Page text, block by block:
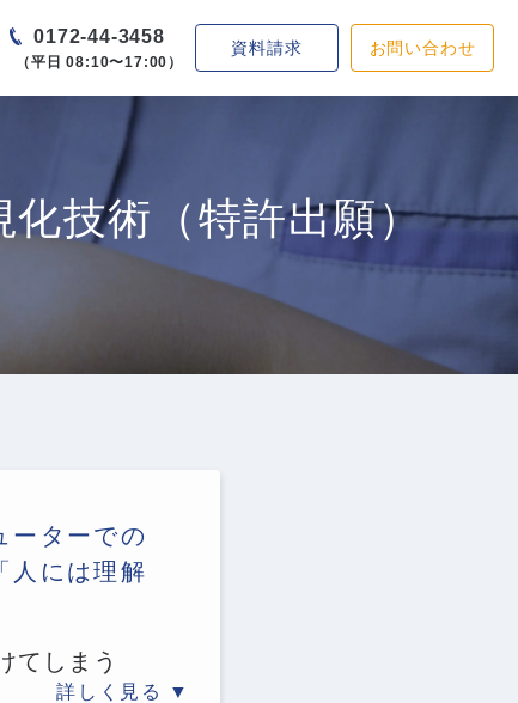
0172-44-3458
（平日 08:10〜17:00）
資料請求 お問い合わせ
技術（特許出願）
ーターでの
人には理解
てしまう
詳しく見る